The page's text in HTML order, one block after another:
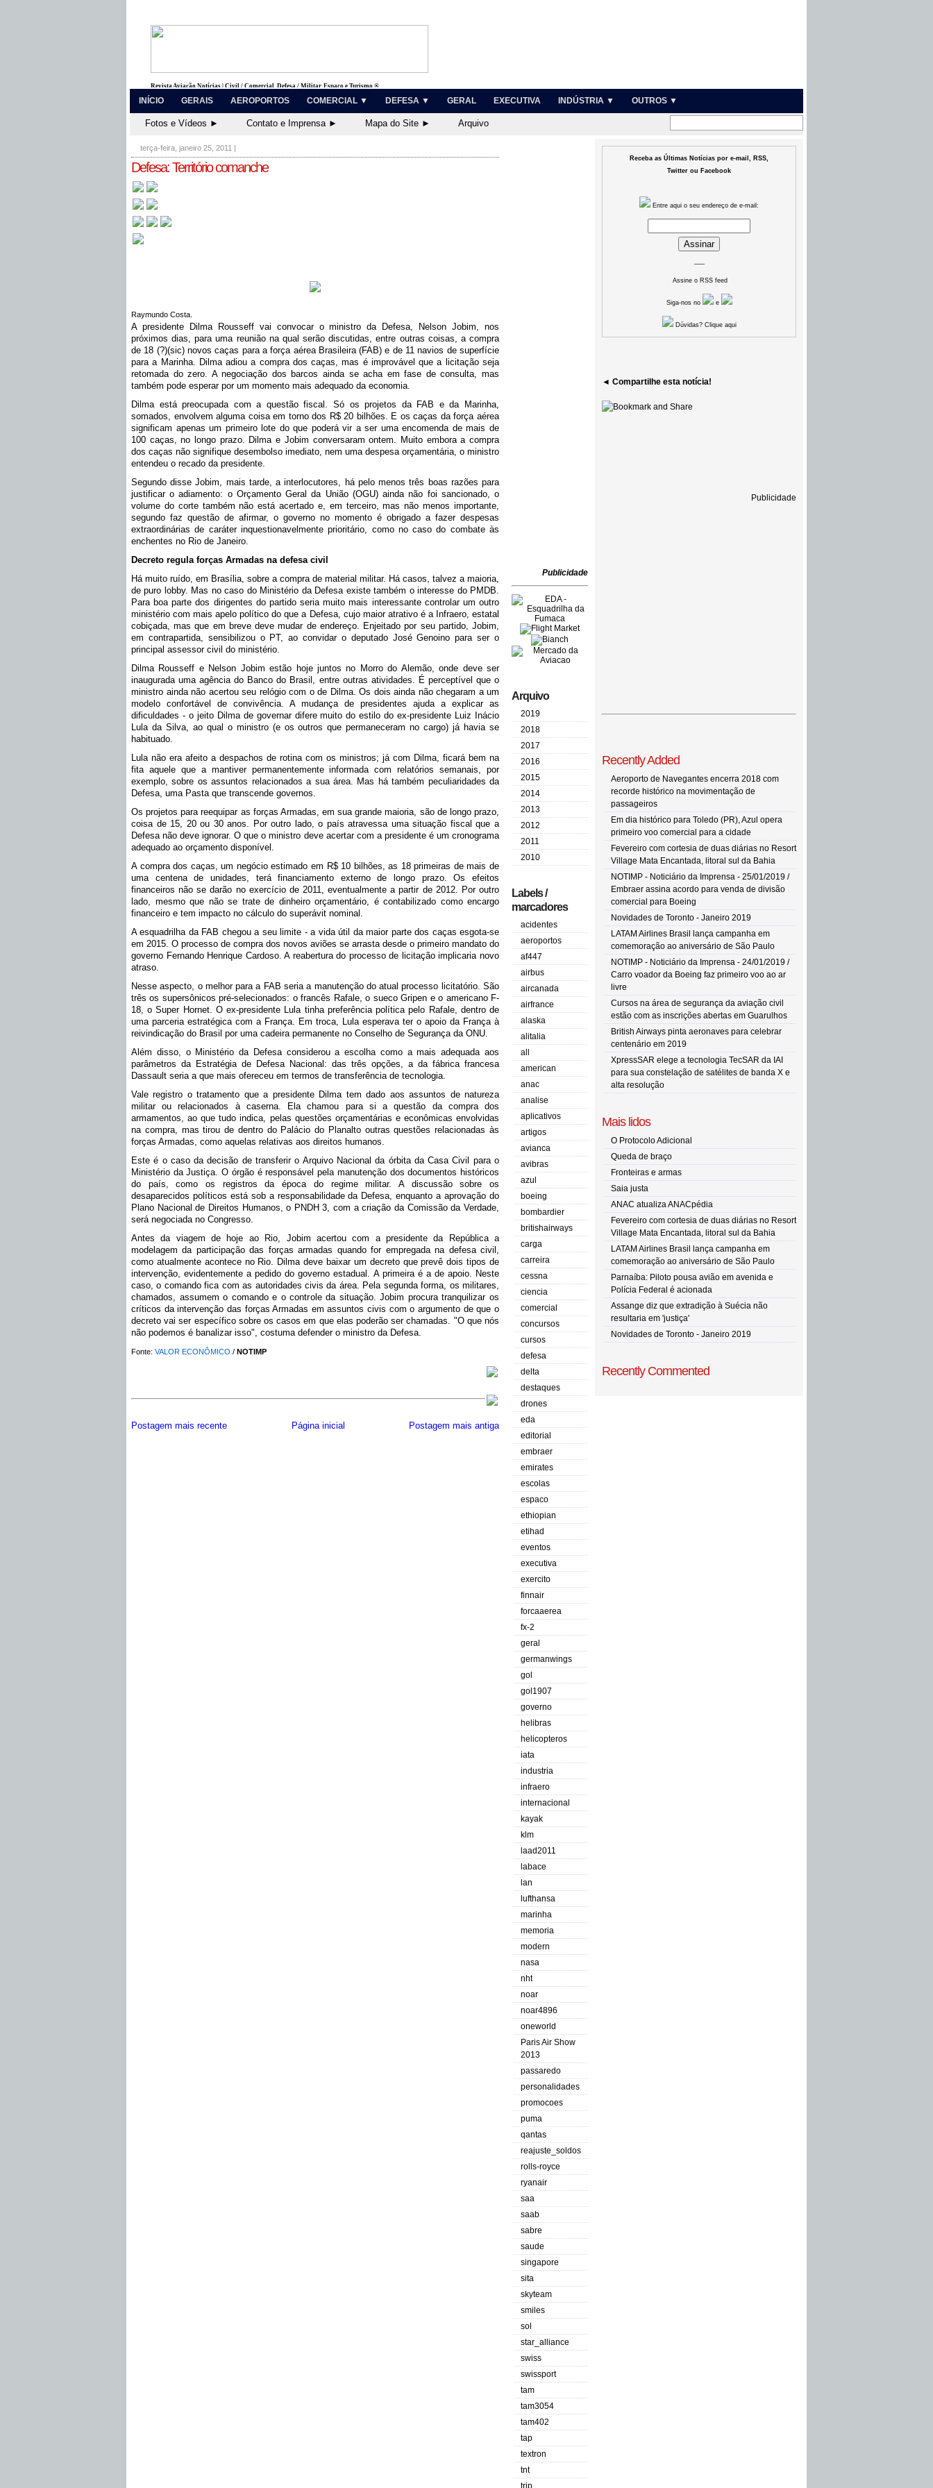
Revista Aviação Notícias | Civil / Comercial, Defesa / Militar, Espaço e Turismo ®
INÍCIO GERAIS AEROPORTOS COMERCIAL ▼ DEFESA ▼ GERAL EXECUTIVA INDÚSTRIA ▼ OUTROS ▼
Fotos e Vídeos ► Contato e Imprensa ► Mapa do Site ► Arquivo
terça-feira, janeiro 25, 2011 |
Defesa: Território comanche
Raymundo Costa.
A presidente Dilma Rousseff vai convocar o ministro da Defesa, Nelson Jobim, nos
próximos dias, para uma reunião na qual serão discutidas, entre outras coisas, a compra
de 18 (?)(sic) novos caças para a força aérea Brasileira (FAB) e de 11 navios de superfície
para a Marinha. Dilma adiou a compra dos caças, mas é improvável que a licitação seja
retomada do zero. A negociação dos barcos ainda se acha em fase de consulta, mas
também pode esperar por um momento mais adequado da economia.
Dilma está preocupada com a questão fiscal. Só os projetos da FAB e da Marinha,
somados, envolvem alguma coisa em torno dos R$ 20 bilhões. E os caças da força aérea
significam apenas um primeiro lote do que poderá vir a ser uma encomenda de mais de
100 caças, no longo prazo. Dilma e Jobim conversaram ontem. Muito embora a compra
dos caças não signifique desembolso imediato, nem uma despesa orçamentária, o ministro
entendeu o recado da presidente.
Segundo disse Jobim, mais tarde, a interlocutores, há pelo menos três boas razões para
justificar o adiamento: o Orçamento Geral da União (OGU) ainda não foi sancionado, o
volume do corte também não está acertado e, em terceiro, mas não menos importante,
segundo faz questão de afirmar, o governo no momento é obrigado a fazer despesas
extraordinárias de caráter inquestionavelmente prioritário, como no caso do combate às
enchentes no Rio de Janeiro.
Decreto regula forças Armadas na defesa civil
Há muito ruído, em Brasília, sobre a compra de material militar. Há casos, talvez a maioria,
de puro lobby. Mas no caso do Ministério da Defesa existe também o interesse do PMDB.
Para boa parte dos dirigentes do partido seria muito mais interessante controlar um outro
ministério com mais apelo político do que a Defesa, cujo maior atrativo é a Infraero, estatal
cobiçada, mas que em breve deve mudar de endereço. Enjeitado por seu partido, Jobim,
em contrapartida, sensibilizou o PT, ao convidar o deputado José Genoino para ser o
principal assessor civil do ministério.
Dilma Rousseff e Nelson Jobim estão hoje juntos no Morro do Alemão, onde deve ser
inaugurada uma agência do Banco do Brasil, entre outras atividades. É perceptível que o
ministro ainda não acertou seu relógio com o de Dilma. Os dois ainda não chegaram a um
modelo confortável de convivência. A mudança de presidentes ajuda a explicar as
dificuldades - o jeito Dilma de governar difere muito do estilo do ex-presidente Luiz Inácio
Lula da Silva, ao qual o ministro (e os outros que permaneceram no cargo) já havia se
habituado.
Lula não era afeito a despachos de rotina com os ministros; já com Dilma, ficará bem na
fita aquele que a mantiver permanentemente informada com relatórios semanais, por
exemplo, sobre os assuntos relacionados a sua área. Mas há também peculiaridades da
Defesa, uma Pasta que transcende governos.
Os projetos para reequipar as forças Armadas, em sua grande maioria, são de longo prazo,
coisa de 15, 20 ou 30 anos. Por outro lado, o país atravessa uma situação fiscal que a
Defesa não deve ignorar. O que o ministro deve acertar com a presidente é um cronograma
adequado ao orçamento disponível.
A compra dos caças, um negócio estimado em R$ 10 bilhões, as 18 primeiras de mais de
uma centena de unidades, terá financiamento externo de longo prazo. Os efeitos
financeiros não se darão no exercício de 2011, eventualmente a partir de 2012. Por outro
lado, mesmo que não se trate de dinheiro orçamentário, é contabilizado como encargo
financeiro e tem impacto no cálculo do superávit nominal.
A esquadrilha da FAB chegou a seu limite - a vida útil da maior parte dos caças esgota-se
em 2015. O processo de compra dos novos aviões se arrasta desde o primeiro mandato do
governo Fernando Henrique Cardoso. A reabertura do processo de licitação implicaria novo
atraso.
Nesse aspecto, o melhor para a FAB seria a manutenção do atual processo licitatório. São
três os supersônicos pré-selecionados: o francês Rafale, o sueco Gripen e o americano F-
18, o Super Hornet. O ex-presidente Lula tinha preferência política pelo Rafale, dentro de
uma parceria estratégica com a França. Em troca, Lula esperava ter o apoio da França à
reivindicação do Brasil por uma cadeira permanente no Conselho de Segurança da ONU.
Além disso, o Ministério da Defesa considerou a escolha como a mais adequada aos
parâmetros da Estratégia de Defesa Nacional: das três opções, a da fábrica francesa
Dassault seria a que mais ofereceu em termos de transferência de tecnologia.
Vale registro o tratamento que a presidente Dilma tem dado aos assuntos de natureza
militar ou relacionados à caserna. Ela chamou para si a questão da compra dos
armamentos, ao que tudo indica, pelas questões orçamentárias e econômicas envolvidas
na compra, mas tirou de dentro do Palácio do Planalto outras questões relacionadas às
forças Armadas, como aquelas relativas aos direitos humanos.
Este é o caso da decisão de transferir o Arquivo Nacional da órbita da Casa Civil para o
Ministério da Justiça. O órgão é responsável pela manutenção dos documentos históricos
do país, como os registros da época do regime militar. A discussão sobre os
desaparecidos políticos está sob a responsabilidade da Defesa, enquanto a aprovação do
Plano Nacional de Direitos Humanos, o PNDH 3, com a criação da Comissão da Verdade,
será negociada no Congresso.
Antes da viagem de hoje ao Rio, Jobim acertou com a presidente da República a
modelagem da participação das forças armadas quando for empregada na defesa civil,
como atualmente acontece no Rio. Dilma deve baixar um decreto que prevê dois tipos de
intervenção, evidentemente a pedido do governo estadual. A primeira é a de apoio. Neste
caso, o comando fica com as autoridades civis da área. Pela segunda forma, os militares,
chamados, assumem o comando e o controle da situação. Jobim procura tranquilizar os
críticos da intervenção das forças Armadas em assuntos civis com o argumento de que o
decreto vai ser específico sobre os casos em que elas poderão ser chamadas. "O que nós
não podemos é banalizar isso", costuma defender o ministro da Defesa.
Fonte: VALOR ECONÔMICO / NOTIMP
Postagem mais recente Postagem mais antiga
Página inicial
Publicidade
Arquivo
2019
2018
2017
2016
2015
2014
2013
2012
2011
2010
Labels /
marcadores
acidentes
aeroportos
af447
airbus
aircanada
airfrance
alaska
alitalia
all
american
anac
analise
aplicativos
artigos
avianca
avibras
azul
boeing
bombardier
britishairways
carga
carreira
cessna
ciencia
comercial
concursos
cursos
defesa
delta
destaques
drones
eda
editorial
embraer
emirates
escolas
espaco
ethiopian
etihad
eventos
executiva
exercito
finnair
forcaaerea
fx-2
geral
germanwings
gol
gol1907
governo
helibras
helicopteros
iata
industria
infraero
internacional
kayak
klm
laad2011
labace
lan
lufthansa
marinha
memoria
modern
nasa
nht
noar
noar4896
oneworld
Paris Air Show
2013
passaredo
personalidades
promocoes
puma
qantas
reajuste_soldos
rolls-royce
ryanair
saa
saab
sabre
saude
singapore
sita
skyteam
smiles
sol
star_alliance
swiss
swissport
tam
tam3054
tam402
tap
textron
tnt
trip
Receba as Últimas Notícias por e-mail, RSS,
Twitter ou Facebook
Entre aqui o seu endereço de e-mail:
Assine o RSS feed
Siga-nos no e
Dúvidas? Clique aqui
◄ Compartilhe esta notícia!
Publicidade
Recently Added
Aeroporto de Navegantes encerra 2018 com
recorde histórico na movimentação de
passageiros
Em dia histórico para Toledo (PR), Azul opera
primeiro voo comercial para a cidade
Fevereiro com cortesia de duas diárias no Resort
Village Mata Encantada, litoral sul da Bahia
NOTIMP - Noticiário da Imprensa - 25/01/2019 /
Embraer assina acordo para venda de divisão
comercial para Boeing
Novidades de Toronto - Janeiro 2019
LATAM Airlines Brasil lança campanha em
comemoração ao aniversário de São Paulo
NOTIMP - Noticiário da Imprensa - 24/01/2019 /
Carro voador da Boeing faz primeiro voo ao ar
livre
Cursos na área de segurança da aviação civil
estão com as inscrições abertas em Guarulhos
British Airways pinta aeronaves para celebrar
centenário em 2019
XpressSAR elege a tecnologia TecSAR da IAI
para sua constelação de satélites de banda X e
alta resolução
Mais lidos
O Protocolo Adicional
Queda de braço
Fronteiras e armas
Saia justa
ANAC atualiza ANACpédia
Fevereiro com cortesia de duas diárias no Resort
Village Mata Encantada, litoral sul da Bahia
LATAM Airlines Brasil lança campanha em
comemoração ao aniversário de São Paulo
Parnaíba: Piloto pousa avião em avenida e
Polícia Federal é acionada
Assange diz que extradição à Suécia não
resultaria em 'justiça'
Novidades de Toronto - Janeiro 2019
Recently Commented